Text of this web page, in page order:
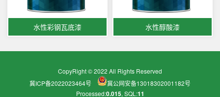
水性彩钢瓦底漆 水性醇酸漆
CopyRight © 2022 All Rights Reserved
冀ICP备2022023464号
冀公网安备13018302001182号
Processed:0.015, SQL:11